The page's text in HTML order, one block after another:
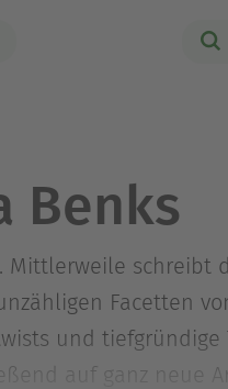
Benks
schreibt
Facetten
und tiefgründige
auf ganz neue